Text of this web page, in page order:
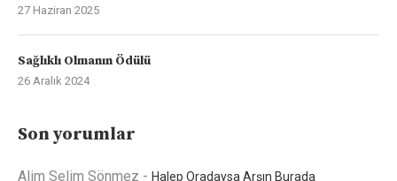
27 Haziran 2025
Sağlıklı Olmanın Ödülü
26 Aralık 2024
Son yorumlar
Alim Selim Sönmez - Halep Oradaysa Arşın Burada